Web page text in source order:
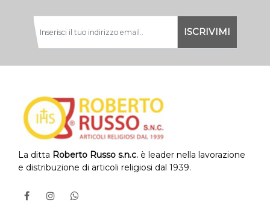
La ditta Roberto Russo s.n.c. è leader nella lavorazione
e distribuzione di articoli religiosi dal 1939.